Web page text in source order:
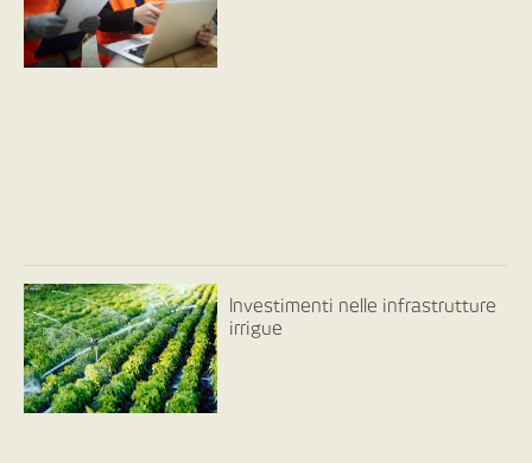
Investimenti nelle infrastrutture
irrigue